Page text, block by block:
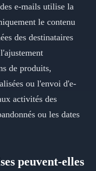
e-mails utilise la
le contenu
des destinataires
de produits,
ou l'envoi d'e-
activités des
ou les dates
peuvent-elles